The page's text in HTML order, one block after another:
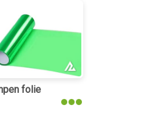
folie